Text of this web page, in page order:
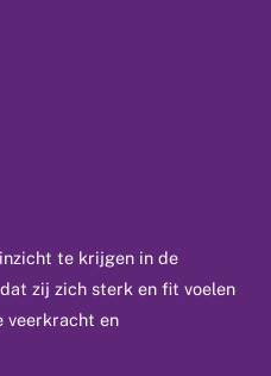
te krijgen in de
zij zich sterk en fit voelen
veerkracht en